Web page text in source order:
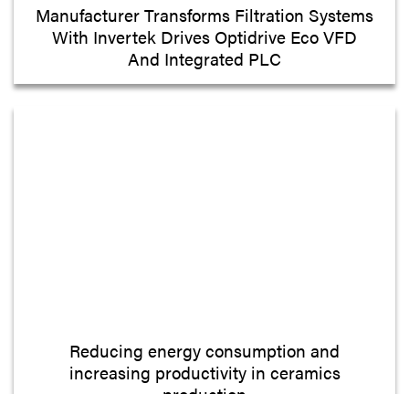
Manufacturer Transforms Filtration Systems
With Invertek Drives Optidrive Eco VFD
And Integrated PLC
Reducing energy consumption and
increasing productivity in ceramics